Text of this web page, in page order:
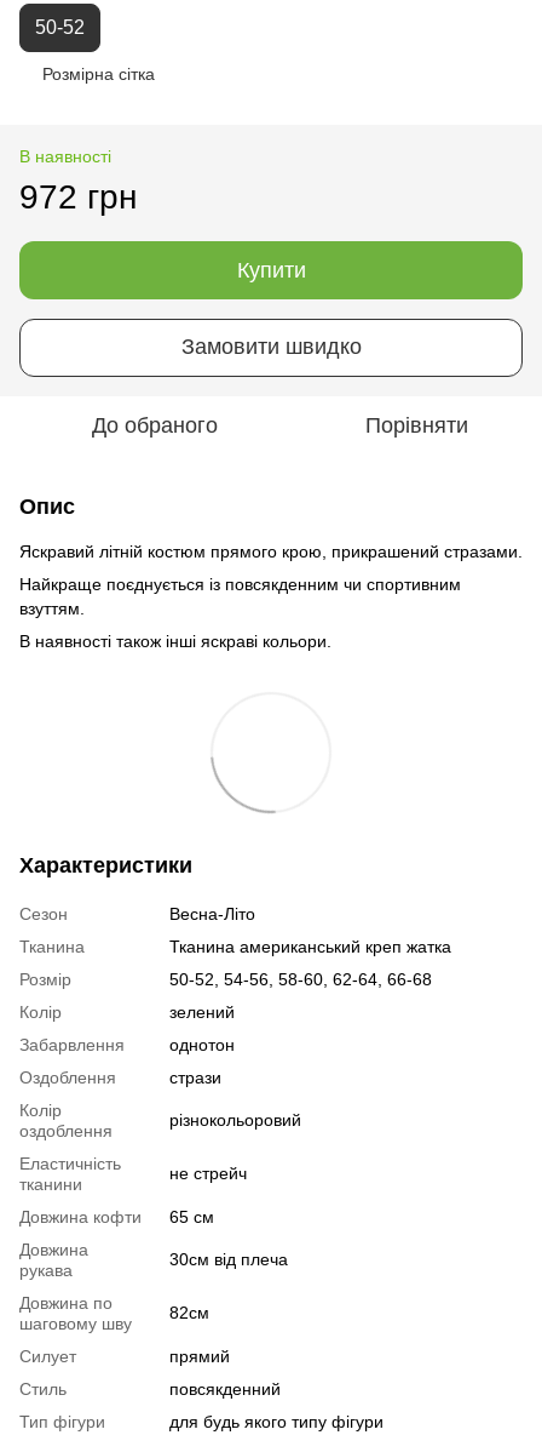
50-52
Розмірна сітка
В наявності
972 грн
Купити
Замовити швидко
До обраного Порівняти
Опис
Яскравий літній костюм прямого крою, прикрашений стразами.
Найкраще поєднується із повсякденним чи спортивним
взуттям.
В наявності також інші яскраві кольори.
Характеристики
Сезон
Весна-Літо
Тканина
Тканина американський креп жатка
Розмір
50-52, 54-56, 58-60, 62-64, 66-68
Колір
зелений
Забарвлення
однотон
Оздоблення
стрази
Колір
оздоблення
різнокольоровий
Еластичність
тканини
не стрейч
Довжина кофти
65 см
Довжина
рукава
30см від плеча
Довжина по
шаговому шву
82см
Силует
прямий
Стиль
повсякденний
Тип фігури
для будь якого типу фігури